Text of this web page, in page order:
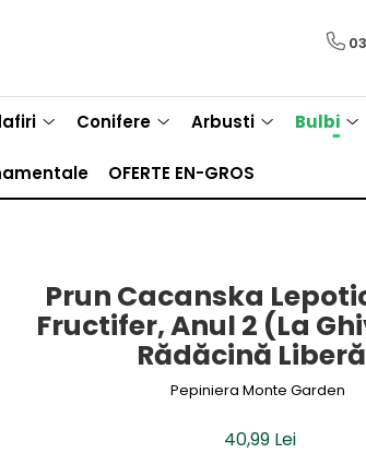
Conifere Arbusti Bulbi
OFERTE EN-GROS
Prun Cacanska
Fructifer, Anul 2 (La
Rădăcină
Pepiniera Monte Garden
40,99 Lei